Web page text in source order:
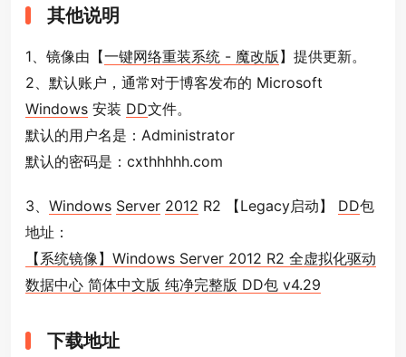
其他说明
1、镜像由【一键网络重装系统 - 魔改版 】提供更新。
2、默认账户，通常对于博客发布的 Microsoft
Windows 安装 DD文件。
默认的用户名是：Administrator
默认的密码是：cxthhhhh.com
3、 Windows Server 2012 R2 【Legacy启动】 DD包
地址：
【系统镜像】Windows Server 2012 R2 全虚拟化驱动
数据中心 简体中文版 纯净完整版 DD包 v4.29
下载地址